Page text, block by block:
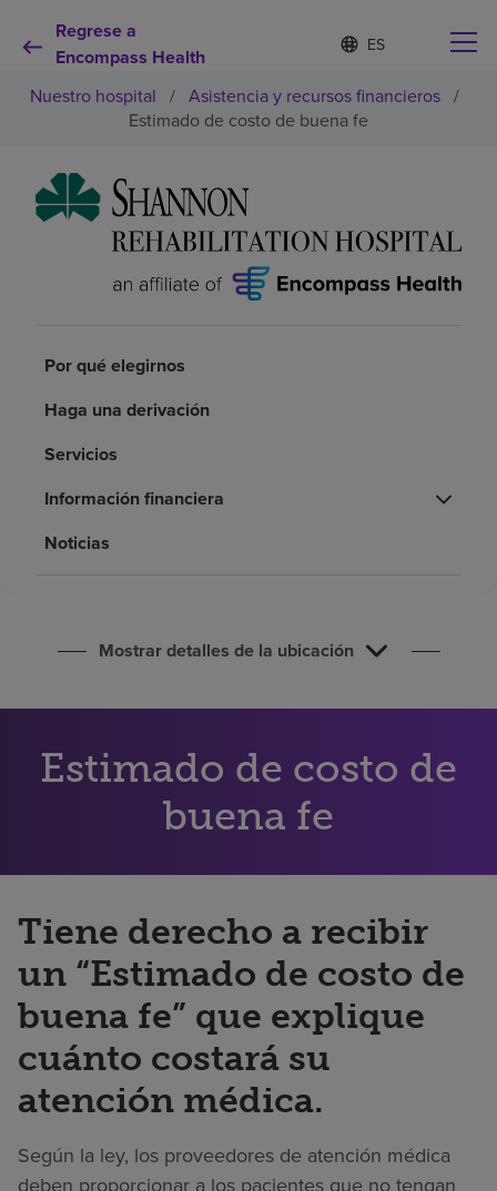
Regrese a
Encompass Health
Lista
de
idiomas
contraída
d
o
m
c
i
Por qué debe elegirnos
Servicios de rehabilitación
Recursos de salud
Acerca de nosotros
Buscar un centro
Nuestro hospital / Asistencia y recursos financieros /
Estimado de costo de buena fe
Por qué elegirnos
Haga una derivación
Servicios
Información financiera
Noticias
Mostrar detalles de la ubicación
Estimado de costo de
buena fe
Tiene derecho a recibir
un “Estimado de costo de
buena fe” que explique
cuánto costará su
atención médica.
Según la ley, los proveedores de atención médica
deben proporcionar a los pacientes que no tengan